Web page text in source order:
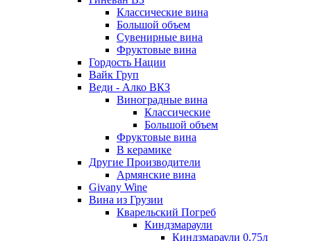
Классические вина
Большой объем
Сувенирные вина
Фруктовые вина
Гордость Нации
Вайк Груп
Веди - Алко ВКЗ
Виноградные вина
Классические
Большой объем
Фруктовые вина
В керамике
Другие Производители
Армянские вина
Givany Wine
Вина из Грузии
Кварельский Погреб
Киндзмараули
Киндзмараули 0,75л